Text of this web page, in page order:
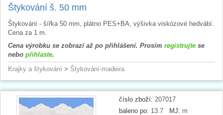
Štykování š. 50 mm
Štykování - šířka 50 mm, plátno PES+BA, výšivka viskózové hedvábí.
Cena za 1 m.
Cena výrobku se zobrazí až po přihlášení. Prosím registrujte se
nebo přihlaste.
Krajky a štykování > Štykování-madeira
číslo zboží: 207017
baleno po: 13.7 MJ: m